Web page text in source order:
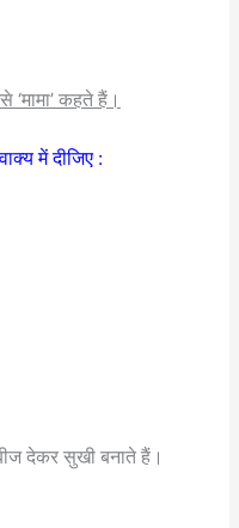
‘मामा’ कहते हैं।
में दीजिए :
देकर सुखी बनाते हैं।